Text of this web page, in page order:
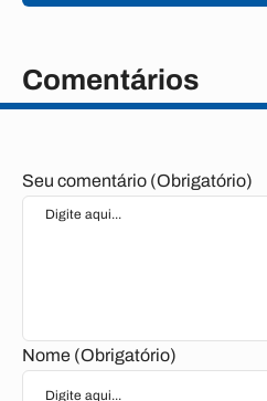
Comentários
Seu comentário (Obrigatório)
Nome (Obrigatório)